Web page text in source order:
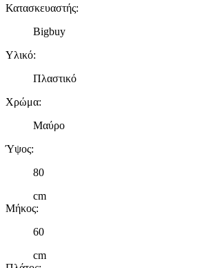
Κατασκευαστής:
Bigbuy
Υλικό:
Πλαστικό
Χρώμα:
Μαύρο
Ύψος:
80
cm
Μήκος:
60
cm